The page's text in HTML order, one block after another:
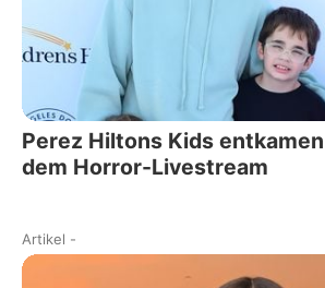
Perez Hiltons Kids
dem Horror-Livestream
Artikel -